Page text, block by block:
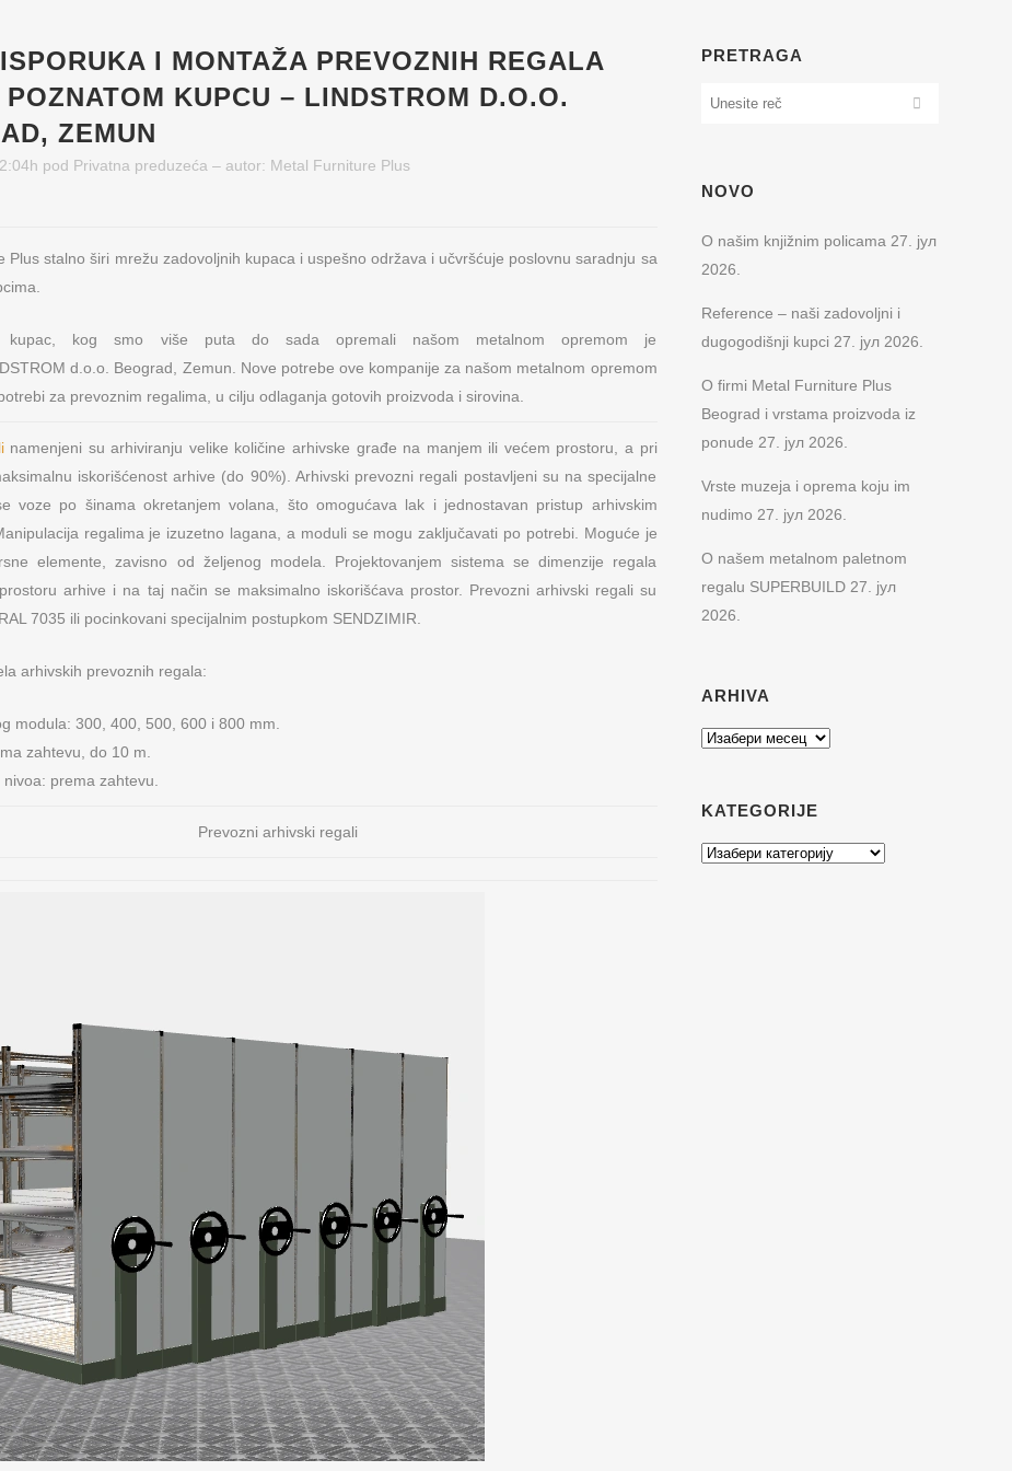
ISPORUKA I MONTAŽA PREVOZNIH REGALA
POZNATOM KUPCU – LINDSTROM D.O.O.
ZEMUN
pod Privatna preduzeća – autor: Metal Furniture Plus
Plus stalno širi mrežu zadovoljnih kupaca i uspešno održava i učvršćuje poslovnu saradnju sa
kupac, kog smo više puta do sada opremali našom metalnom opremom je
d.o.o. Beograd, Zemun. Nove potrebe ove kompanije za našom metalnom opremom
za prevoznim regalima, u cilju odlaganja gotovih proizvoda i sirovina.
namenjeni su arhiviranju velike količine arhivske građe na manjem ili većem prostoru, a pri
iskorišćenost arhive (do 90%). Arhivski prevozni regali postavljeni su na specijalne
voze po šinama okretanjem volana, što omogućava lak i jednostavan pristup arhivskim
regalima je izuzetno lagana, a moduli se mogu zaključavati po potrebi. Moguće je
elemente, zavisno od željenog modela. Projektovanjem sistema se dimenzije regala
arhive i na taj način se maksimalno iskorišćava prostor. Prevozni arhivski regali su
7035 ili pocinkovani specijalnim postupkom SENDZIMIR.
arhivskih prevoznih regala:
modula: 300, 400, 500, 600 i 800 mm.
zahtevu, do 10 m.
prema zahtevu.
Prevozni arhivski regali
PRETRAGA
NOVO
O našim knjižnim policama 27. јул
2026.
Reference – naši zadovoljni i
dugogodišnji kupci 27. јул 2026.
O firmi Metal Furniture Plus
Beograd i vrstama proizvoda iz
ponude 27. јул 2026.
Vrste muzeja i oprema koju im
nudimo 27. јул 2026.
O našem metalnom paletnom
regalu SUPERBUILD 27. јул
2026.
ARHIVA
Arhiva
KATEGORIJE
Kategorije
Plus d.o.o.
metalne
OSNOVNI PODACI O MFP
PIB: 104724797
Matični broj: 20223782
NAŠA MREŽA
Lokeri